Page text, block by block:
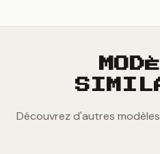
Découvrez d'autres